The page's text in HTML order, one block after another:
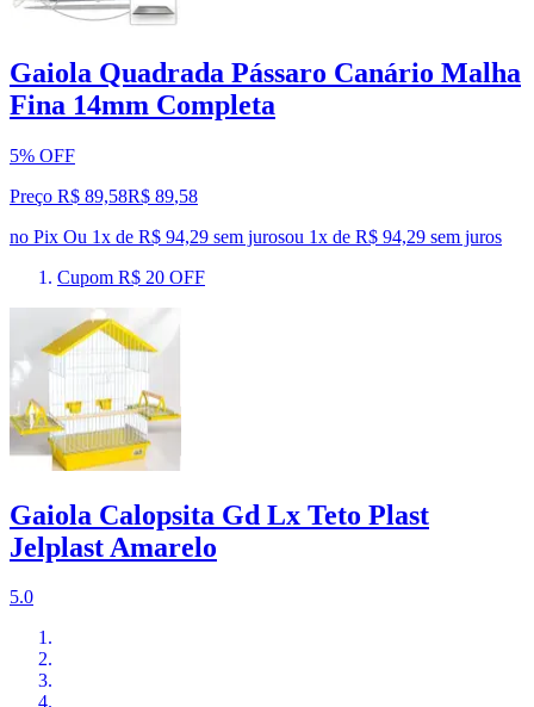
Gaiola Quadrada Pássaro Canário Malha
Fina 14mm Completa
5% OFF
Preço R$ 89,58R$ 89,58
no Pix Ou 1x de R$ 94,29 sem jurosou 1x de R$ 94,29 sem juros
Cupom R$ 20 OFF
Gaiola Calopsita Gd Lx Teto Plast
Jelplast Amarelo
5.0